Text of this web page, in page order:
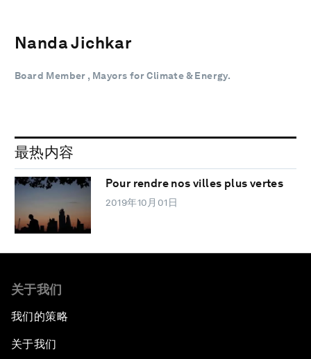
Nanda Jichkar
Board Member , Mayors for Climate & Energy.
最热内容
Pour rendre nos villes plus vertes
2019年10月01日
关于我们
我们的策略
关于我们